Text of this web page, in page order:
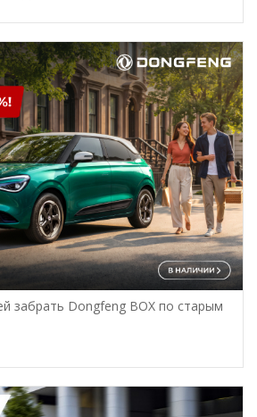
забрать Dongfeng BOX по старым